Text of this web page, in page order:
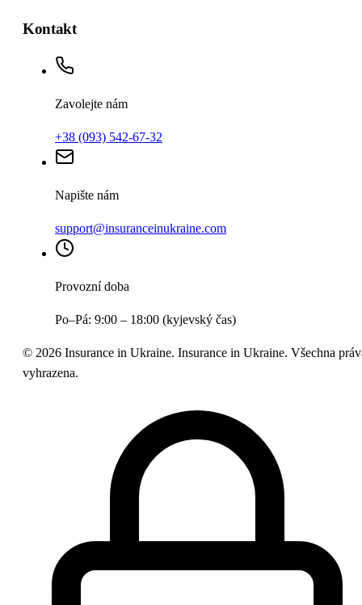
Kontakt
Zavolejte nám
+38 (093) 542-67-32
Napište nám
support@insuranceinukraine.com
Provozní doba
Po–Pá: 9:00 – 18:00 (kyjevský čas)
© 2026 Insurance in Ukraine. Insurance in Ukraine. Všechna
vyhrazena.